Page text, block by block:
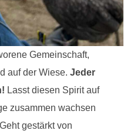
Gemeinschaft,
auf der Wiese. Jeder
Lasst diesen Spirit auf
zusammen wachsen
gestärkt von